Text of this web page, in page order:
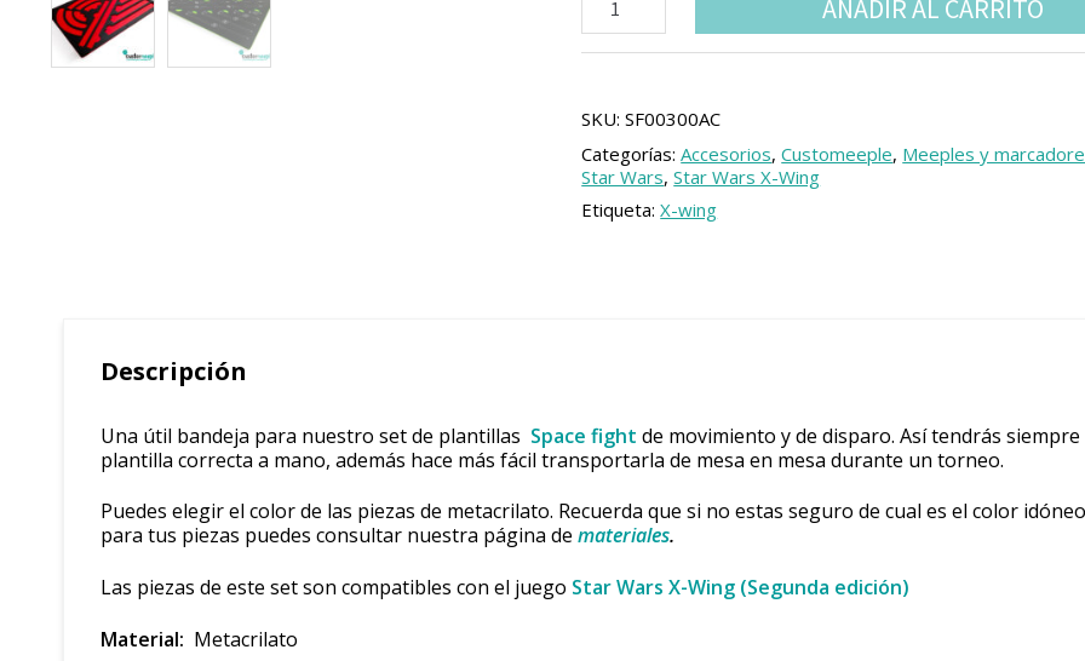
compatible
bandeja
cantidad
AÑADIR AL CARRITO
SKU:SF00300AC
Categorías:Accesorios,Customeeple, Meeples y
Star Wars,Star Wars X-Wing
Etiqueta:X-wing
Descripción
Una útil bandeja para nuestro set de plantillas Space fight de movimiento y de disparo. Así tendrás siempre
plantilla correcta a mano, además hace más fácil transportarla de mesa en mesa durante un torneo.
Puedes elegir el color de las piezas de metacrilato. Recuerda que si no estas seguro de cual es el color idóneo
para tus piezas puedes consultar nuestra página de materiales.
Las piezas de este set son compatibles con el juego Star Wars X-Wing (Segunda edición)
Material: Metacrilato